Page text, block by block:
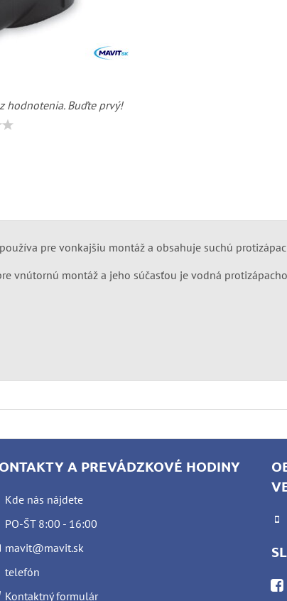
hodnotenia. Buďte prvý!
pre vonkajšiu montáž a obsahuje suchú
vnútornú montáž a jeho súčasťou je vodná
A PREVÁDZKOVÉ HODINY
Kde nás nájdete
PO-ŠT 8:00 - 16:00
mavit@mavit.sk
telefón
Kontaktný formulár